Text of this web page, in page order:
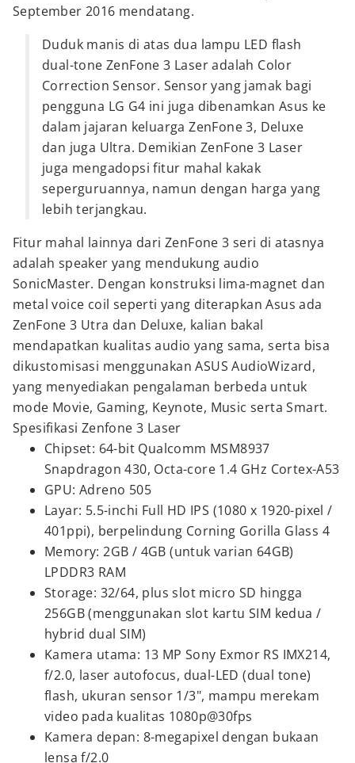
September 2016 mendatang.
Duduk manis di atas dua lampu LED flash
dual-tone ZenFone 3 Laser adalah Color
Correction Sensor. Sensor yang jamak bagi
pengguna LG G4 ini juga dibenamkan Asus ke
dalam jajaran keluarga ZenFone 3, Deluxe
dan juga Ultra. Demikian ZenFone 3 Laser
juga mengadopsi fitur mahal kakak
seperguruannya, namun dengan harga yang
lebih terjangkau.
Fitur mahal lainnya dari ZenFone 3 seri di atasnya
adalah speaker yang mendukung audio
SonicMaster. Dengan konstruksi lima-magnet dan
metal voice coil seperti yang diterapkan Asus ada
ZenFone 3 Utra dan Deluxe, kalian bakal
mendapatkan kualitas audio yang sama, serta bisa
dikustomisasi menggunakan ASUS AudioWizard,
yang menyediakan pengalaman berbeda untuk
mode Movie, Gaming, Keynote, Music serta Smart.
Spesifikasi Zenfone 3 Laser
Chipset: 64-bit Qualcomm MSM8937
Snapdragon 430, Octa-core 1.4 GHz Cortex-A53
GPU: Adreno 505
Layar: 5.5-inchi Full HD IPS (1080 x 1920-pixel /
401ppi), berpelindung Corning Gorilla Glass 4
Memory: 2GB / 4GB (untuk varian 64GB)
LPDDR3 RAM
Storage: 32/64, plus slot micro SD hingga
256GB (menggunakan slot kartu SIM kedua /
hybrid dual SIM)
Kamera utama: 13 MP Sony Exmor RS IMX214,
f/2.0, laser autofocus, dual-LED (dual tone)
flash, ukuran sensor 1/3", mampu merekam
video pada kualitas 1080p@30fps
Kamera depan: 8-megapixel dengan bukaan
lensa f/2.0